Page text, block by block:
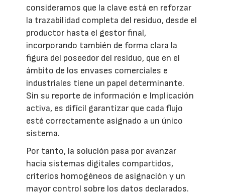
consideramos que la clave está en reforzar
la trazabilidad completa del residuo, desde el
productor hasta el gestor final,
incorporando también de forma clara la
figura del poseedor del residuo, que en el
ámbito de los envases comerciales e
industriales tiene un papel determinante.
Sin su reporte de información e Implicación
activa, es difícil garantizar que cada flujo
esté correctamente asignado a un único
sistema.
Por tanto, la solución pasa por avanzar
hacia sistemas digitales compartidos,
criterios homogéneos de asignación y un
mayor control sobre los datos declarados.